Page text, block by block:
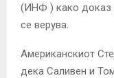
(ИНФ ) како
се верува.
Американскиот
дека Саливен и